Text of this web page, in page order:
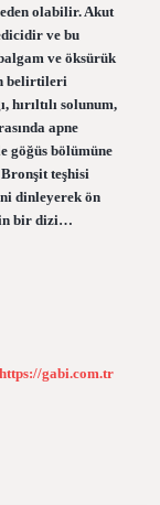
olabilir. Akut
ve bu
ve öksürük
belirtileri
hırıltılı solunum,
apne
göğüs bölümüne
teşhisi
dinleyerek ön
bir dizi…
https://gabi.com.tr